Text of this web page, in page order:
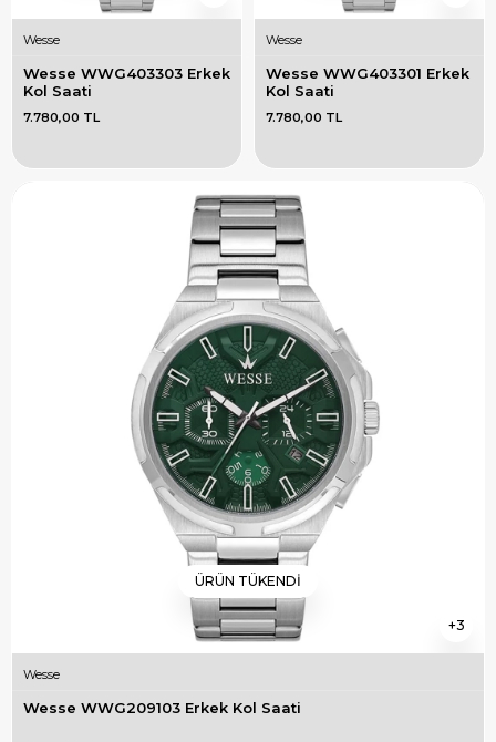
Wesse
Wesse WWG403303 Erkek
Kol Saati
7.780,00 TL
Wesse
Wesse WWG403301 Erkek
Kol Saati
7.780,00 TL
3
ÜRÜN TÜKENDI
Wesse
Wesse WWG209103 Erkek Kol Saati